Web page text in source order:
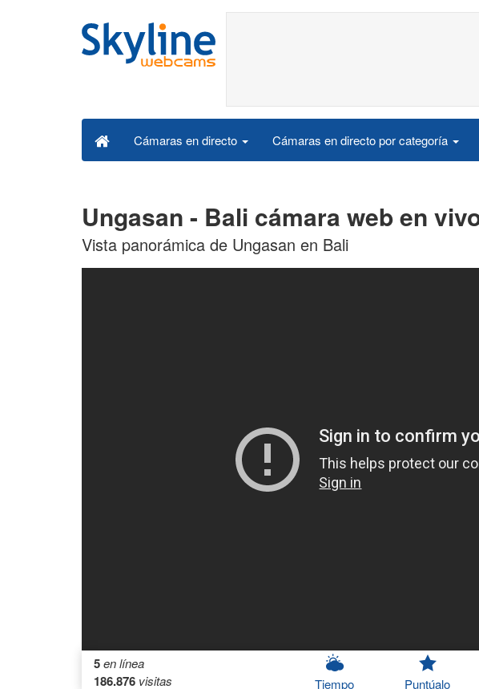
Cámaras en directo Cámaras en directo por categoría
Ungasan - Bali cámara web en
Vista panorámica de Ungasan en Bali
5en línea
186.876 visitas Tiempo Puntúalo